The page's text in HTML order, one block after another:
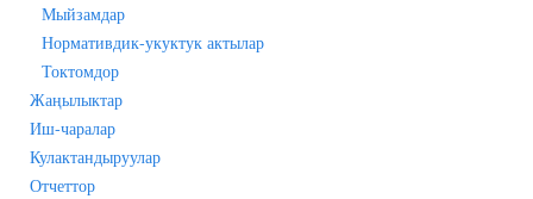
Мыйзамдар
Нормативдик-укуктук актылар
Токтомдор
Жаңылыктар
Иш-чаралар
Кулактандыруулар
Отчеттор